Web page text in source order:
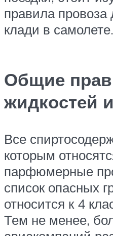
правила провоза
клади в самолете.
Общие
жидкостей
Все
которым
парфюмерные
список опасных
относится к 4
Тем не менее,